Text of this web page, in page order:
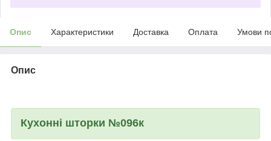
Опис Характеристики Доставка Оплата Умови
Опис
Кухонні шторки №096к